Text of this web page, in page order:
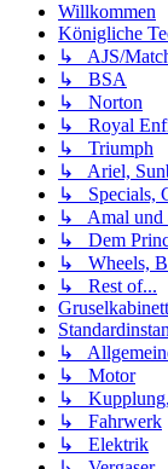
Willkommen
Königliche
↳ AJS/
↳ BSA
↳ Norton
↳ Royal
↳ Triumph
↳ Ariel,
↳ Specials,
↳ Amal und
↳ Dem
↳ Wheels,
↳ Rest of...
Gruselkabinett
↳
↳ Motor
↳ Kupplung,
↳ Fahrwerk
↳ Elektrik